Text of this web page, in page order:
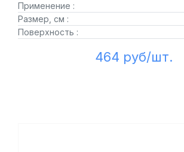
Применение :
Размер, см :
Поверхность :
464 руб/шт.